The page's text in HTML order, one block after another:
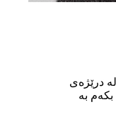
درێژەی
بە